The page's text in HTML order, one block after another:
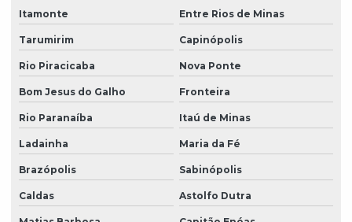
Itamonte Entre Rios de Minas
Tarumirim Capinópolis
Rio Piracicaba Nova Ponte
Bom Jesus do Galho Fronteira
Rio Paranaíba Itaú de Minas
Ladainha Maria da Fé
Brazópolis Sabinópolis
Caldas Astolfo Dutra